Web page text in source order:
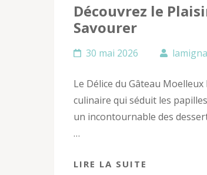
Découvrez le
Savourer
30 mai 2026
Le Délice du Gâteau
culinaire qui séduit les
un incontournable des
…
LIRE LA SUITE